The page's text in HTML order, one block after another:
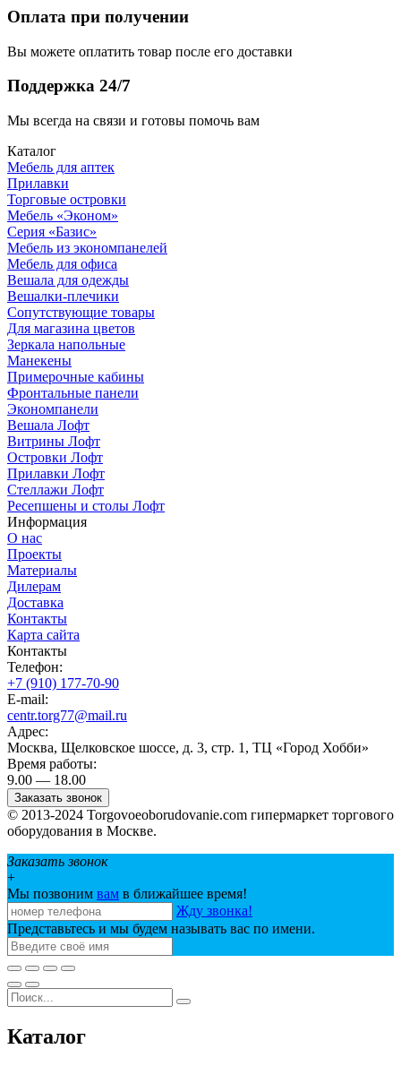
Оплата при получении
Вы можете оплатить товар после его доставки
Поддержка 24/7
Мы всегда на связи и готовы помочь вам
Каталог
Мебель для аптек
Прилавки
Торговые островки
Мебель «Эконом»
Серия «Базис»
Мебель из экономпанелей
Мебель для офиса
Вешала для одежды
Вешалки-плечики
Сопутствующие товары
Для магазина цветов
Зеркала напольные
Манекены
Примерочные кабины
Фронтальные панели
Экономпанели
Вешала Лофт
Витрины Лофт
Островки Лофт
Прилавки Лофт
Стеллажи Лофт
Ресепшены и столы Лофт
Информация
О нас
Проекты
Материалы
Дилерам
Доставка
Контакты
Карта сайта
Контакты
Телефон:
+7 (910) 177-70-90
E-mail:
centr.torg77@mail.ru
Адрес:
Москва, Щелковское шоссе, д. 3, стр. 1, ТЦ «Город Хобби»
Время работы:
9.00 — 18.00
Заказать звонок
© 2013-2024 Torgovoeoborudovanie.com гипермаркет торгового
оборудования в Москве.
Заказать звонок
+
Мы позвоним вам в ближайшее время!
Жду звонка!
Представьтесь и мы будем называть вас по имени.
Каталог